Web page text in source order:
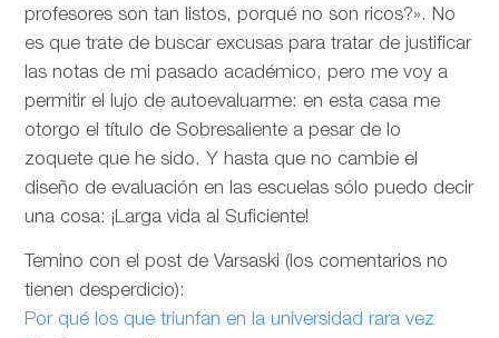
profesores son tan listos, porqué no son ricos?». No
es que trate de buscar excusas para tratar de justificar
las notas de mi pasado académico, pero me voy a
permitir el lujo de autoevaluarme: en esta casa me
otorgo el título de Sobresaliente a pesar de lo
zoquete que he sido. Y hasta que no cambie el
diseño de evaluación en las escuelas sólo puedo decir
una cosa: ¡Larga vida al Suficiente!
Temino con el post de Varsaski (los comentarios no
tienen desperdicio):
Por qué los que triunfan en la universidad rara vez